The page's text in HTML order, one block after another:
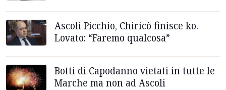
Ascoli Picchio, Chiricò finisce ko.
Lovato: “Faremo qualcosa”
Botti di Capodanno vietati in tutte le
Marche ma non ad Ascoli